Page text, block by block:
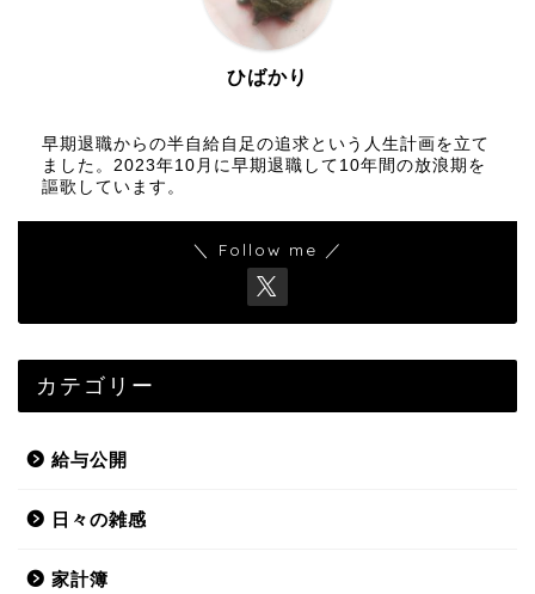
ひばかり
早期退職からの半自給自足の追求という人生計画を立て
ました。2023年10月に早期退職して10年間の放浪期を
謳歌しています。
＼ Follow me ／
カテゴリー
給与公開
日々の雑感
家計簿